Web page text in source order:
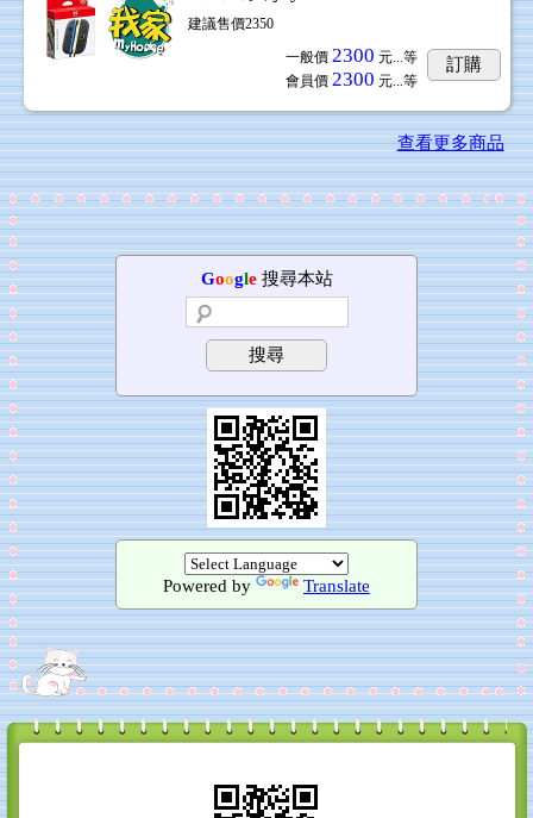
建議售價2350
一般價 2300 元...等
會員價 2300 元...等
訂購
查看更多商品
Google搜尋本站
搜尋
Powered by Translate